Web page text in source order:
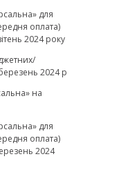
для
оплата)
2024 року
2024 р
на
для
оплата)
2024